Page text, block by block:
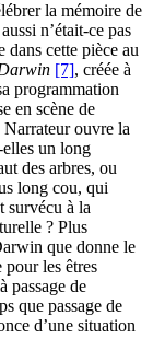
la mémoire de
n’était-ce pas
cette pièce au
[7], créée à
programmation
en scène de
Narrateur ouvre la
un long
des arbres, ou
long cou, qui
survécu à la
? Plus
que donne le
pour les êtres
passage de
que passage de
d’une situation